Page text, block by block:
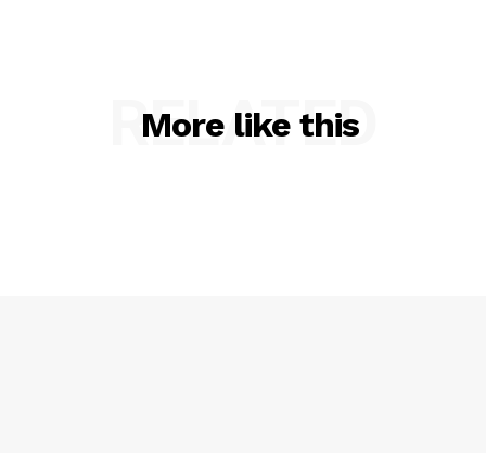
More like this
RELATED